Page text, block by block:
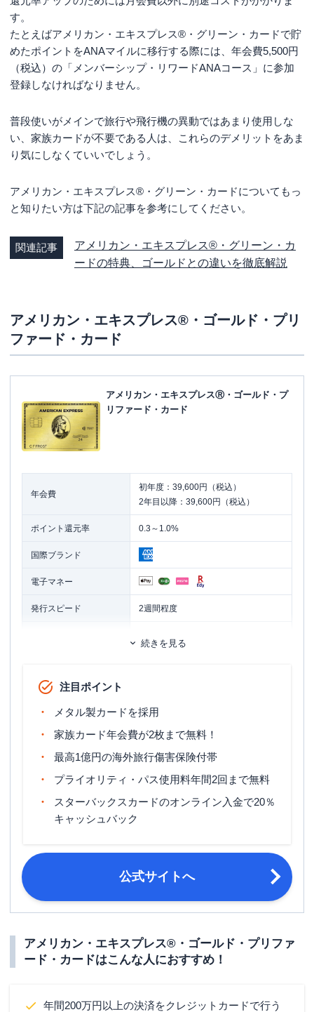
す。
たとえばアメリカン・エキスプレス®・グリーン・カードで貯
めたポイントをANAマイルに移行する際には、年会費5,500円
（税込）の「メンバーシップ・リワードANAコース」に参加
登録しなければなりません。
普段使いがメインで旅行や飛行機の異動ではあまり使用しな
い、家族カードが不要である人は、これらのデメリットをあま
り気にしなくていいでしょう。
アメリカン・エキスプレス®・グリーン・カードについてもっ
と知りたい方は下記の記事を参考にしてください。
関連記事
アメリカン・エキスプレス®・グリーン・カ
ードの特典、ゴールドとの違いを徹底解説
アメリカン・エキスプレス®・ゴールド・プリ
ファード・カード
アメリカン・エキスプレスⓇ・ゴールド・プ
リファード・カード
年会費
初年度：39,600円（税込）
2年目以降：39,600円（税込）
ポイント還元率 0.3～1.0%
国際ブランド
電子マネー
発行スピード 2週間程度
家族カード
マイル還元率（最大） 1.00%～
旅行傷害保険
国内旅行傷害保険（利用付帯）・海外
旅行傷害保険（利用付帯）
ポイント名
締め日・支払日
続きを見る
注目ポイント
メタル製カードを採用
家族カード年会費が2枚まで無料！
最高1億円の海外旅行傷害保険付帯
プライオリティ・パス使用料年間2回まで無料
スターバックスカードのオンライン入金で20％
キャッシュバック
公式サイトへ
アメリカン・エキスプレス®・ゴールド・プリファ
ード・カードはこんな人におすすめ！
年間200万円以上の決済をクレジットカードで行う